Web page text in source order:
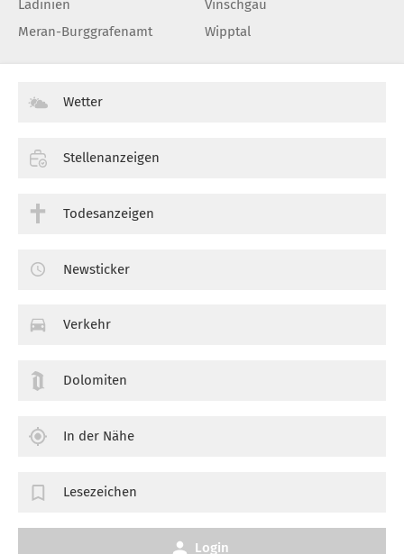
Ladinien
Meran-Burggrafenamt
Vinschgau
Wipptal
Wetter
Stellenanzeigen
Todesanzeigen
Newsticker
Verkehr
Dolomiten
In der Nähe
Lesezeichen
Login